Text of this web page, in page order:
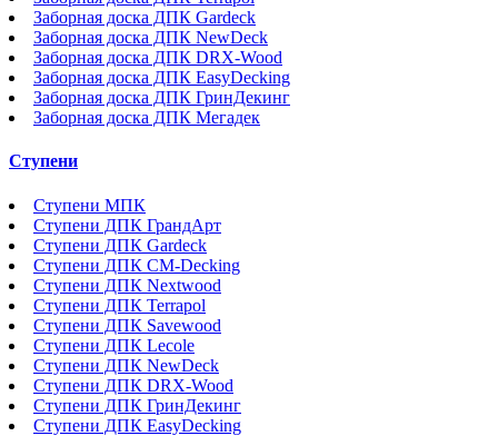
Заборная доска ДПК Gardeck
Заборная доска ДПК NewDeck
Заборная доска ДПК DRX-Wood
Заборная доска ДПК EasyDecking
Заборная доска ДПК ГринДекинг
Заборная доска ДПК Мегадек
Ступени
Ступени МПК
Ступени ДПК ГрандАрт
Ступени ДПК Gardeck
Ступени ДПК CM-Decking
Ступени ДПК Nextwood
Ступени ДПК Terrapol
Ступени ДПК Savewood
Ступени ДПК Lecole
Ступени ДПК NewDeck
Ступени ДПК DRX-Wood
Ступени ДПК ГринДекинг
Ступени ДПК EasyDecking